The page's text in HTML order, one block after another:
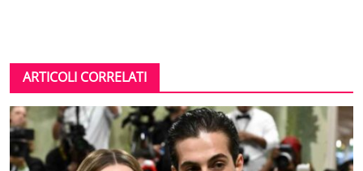
ARTICOLI CORRELATI